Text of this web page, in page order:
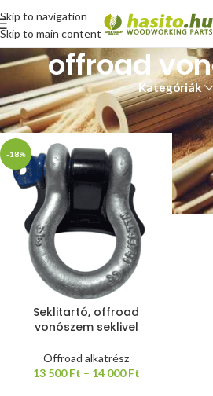
Skip to navigation
Skip to main content
offroad
Kategóriák
Kezdőlap “offroad vonószem” címkével
-18%
Seklitartó, offroad
vonószem seklivel
Offroad alkatrész
13 500Ft – 14 000Ft